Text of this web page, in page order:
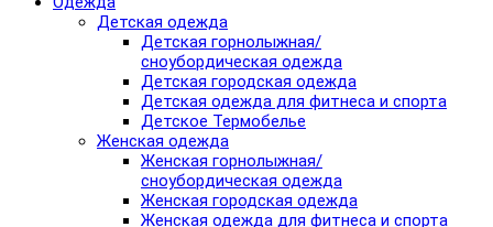
Детская одежда
Детская горнолыжная/
сноубордическая одежда
Детская городская одежда
Детская одежда для фитнеса и спорта
Детское Термобелье
Женская одежда
Женская горнолыжная/
сноубордическая одежда
Женская городская одежда
Женская одежда для фитнеса и спорта